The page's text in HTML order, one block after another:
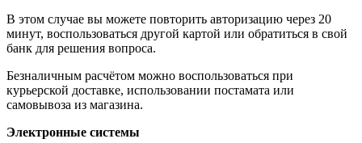
В этом случае вы можете повторить авторизацию через 20
минут, воспользоваться другой картой или обратиться в свой
банк для решения вопроса.
Безналичным расчётом можно воспользоваться при
курьерской доставке, использовании постамата или
самовывоза из магазина.
Электронные системы